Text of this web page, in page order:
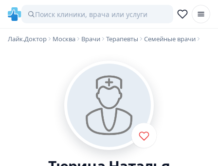
Лайк.Доктор Москва Врачи Терапевты Семейные врачи